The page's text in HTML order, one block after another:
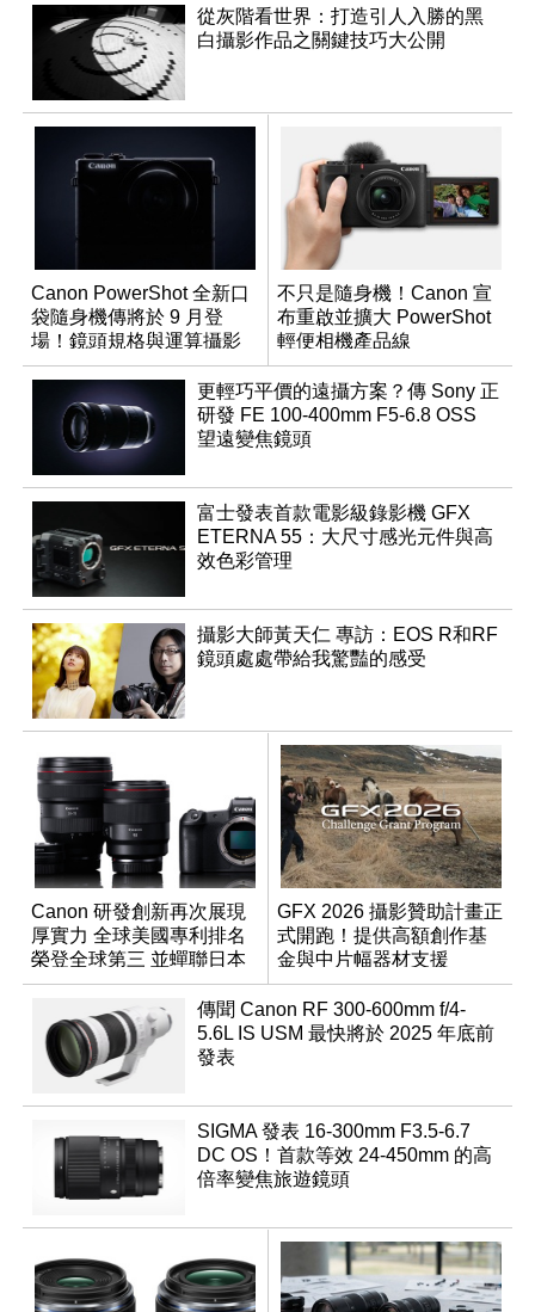
從灰階看世界：打造引人入勝的黑
白攝影作品之關鍵技巧大公開
Canon PowerShot 全新口
袋隨身機傳將於 9 月登
場！鏡頭規格與運算攝影
升級成為焦點
不只是隨身機！Canon 宣
布重啟並擴大 PowerShot
輕便相機產品線
更輕巧平價的遠攝方案？傳 Sony 正
研發 FE 100-400mm F5-6.8 OSS
望遠變焦鏡頭
富士發表首款電影級錄影機 GFX
ETERNA 55：大尺寸感光元件與高
效色彩管理
攝影大師黃天仁 專訪：EOS R和RF
鏡頭處處帶給我驚豔的感受
Canon 研發創新再次展現
厚實力 全球美國專利排名
榮登全球第三 並蟬聯日本
企業排名榜首
GFX 2026 攝影贊助計畫正
式開跑！提供高額創作基
金與中片幅器材支援
傳聞 Canon RF 300-600mm f/4-
5.6L IS USM 最快將於 2025 年底前
發表
SIGMA 發表 16-300mm F3.5-6.7
DC OS！首款等效 24-450mm 的高
倍率變焦旅遊鏡頭